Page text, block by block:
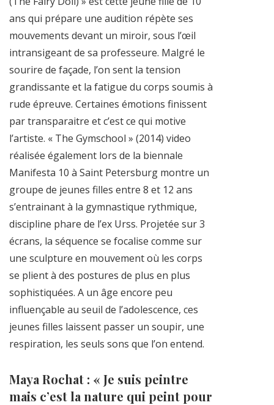
ans qui prépare une audition répète ses
mouvements devant un miroir, sous l’œil
intransigeant de sa professeure. Malgré le
sourire de façade, l’on sent la tension
grandissante et la fatigue du corps soumis à
rude épreuve. Certaines émotions finissent
par transparaitre et c’est ce qui motive
l’artiste. « The Gymschool » (2014) video
réalisée également lors de la biennale
Manifesta 10 à Saint Petersburg montre un
groupe de jeunes filles entre 8 et 12 ans
s’entrainant à la gymnastique rythmique,
discipline phare de l’ex Urss. Projetée sur 3
écrans, la séquence se focalise comme sur
une sculpture en mouvement où les corps
se plient à des postures de plus en plus
sophistiquées. A un âge encore peu
influençable au seuil de l’adolescence, ces
jeunes filles laissent passer un soupir, une
respiration, les seuls sons que l’on entend.
Maya Rochat : « Je suis peintre
mais c’est la nature qui peint pour